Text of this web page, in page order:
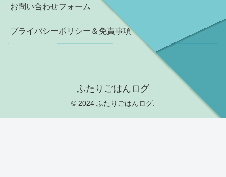
お問い合わせフォーム
プライバシーポリシー＆免責事項
ふたりごはんログ
© 2024 ふたりごはんログ.